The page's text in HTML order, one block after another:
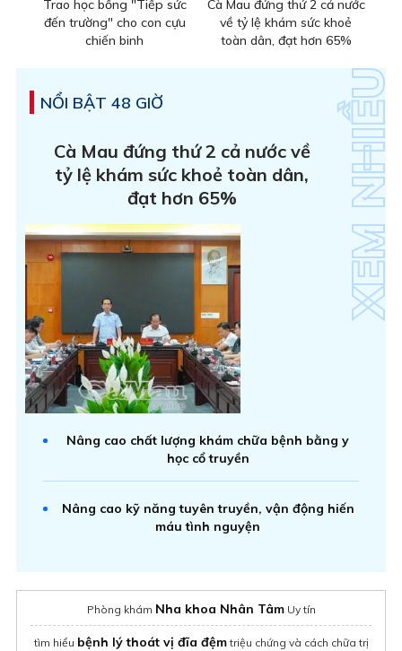
Trao học bổng "Tiếp sức
đến trường" cho con cựu
chiến binh
Cà Mau đứng thứ 2 cả nước
về tỷ lệ khám sức khoẻ
toàn dân, đạt hơn 65%
NỔI BẬT 48 GIỜ
Cà Mau đứng thứ 2 cả nước về
tỷ lệ khám sức khoẻ toàn dân,
đạt hơn 65%
Nâng cao chất lượng khám chữa bệnh bằng y
học cổ truyền
Nâng cao kỹ năng tuyên truyền, vận động hiến
máu tình nguyện
Phòng khám Nha khoa Nhân TâmUy tín
tìm hiểu bệnh lý thoát vị đĩa đệmtriệu chứng và cách chữa trị